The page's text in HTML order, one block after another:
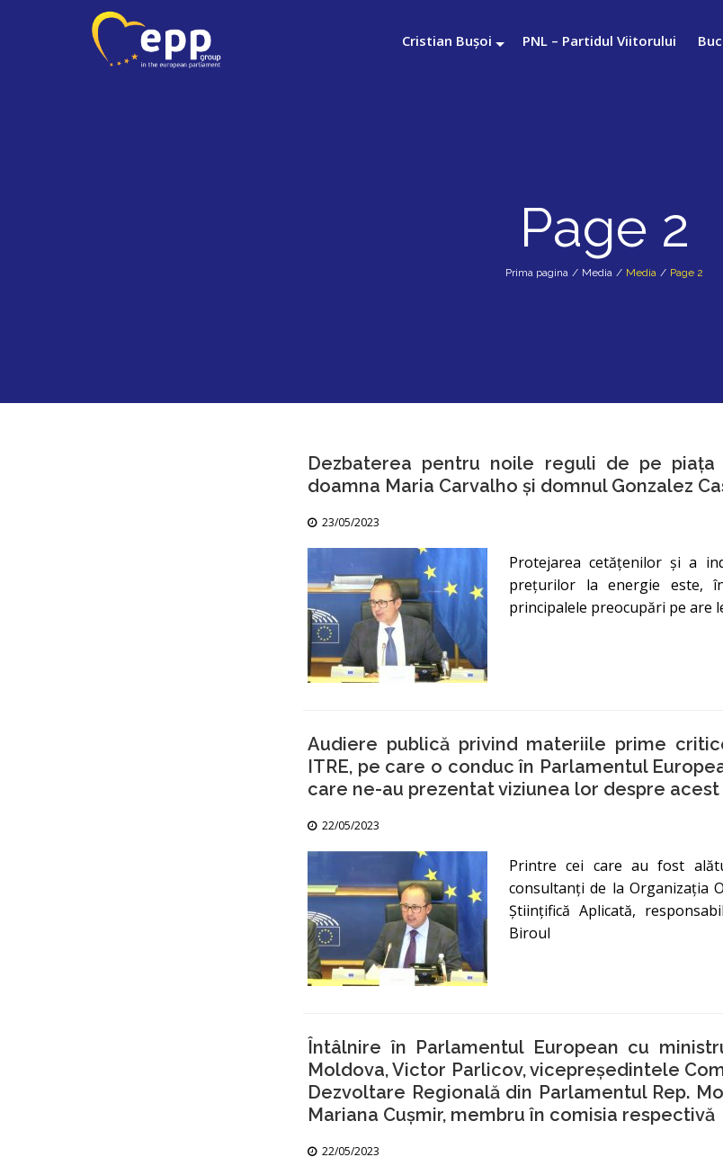
Cristian Bușoi PNL – Partidul Viitorului
Page 2
Prima pagina / Media / Media / Page 2
Dezbaterea pentru noile reguli de pe
doamna Maria Carvalho și domnul Gonzalez
23/05/2023
Protejarea cetățenilor și a
prețurilor la energie este,
principalele preocupări pe are
Audiere publică privind materiile prime
ITRE, pe care o conduc în Parlamentul
care ne-au prezentat viziunea lor despre
22/05/2023
Printre cei care au fost
consultanți de la Organizația
Științifică Aplicată,
Biroul
Întâlnire în Parlamentul European cu
Moldova, Victor Parlicov, vicepreședintele
Dezvoltare Regională din Parlamentul Rep.
Mariana Cușmir, membru în comisia respectivă
22/05/2023